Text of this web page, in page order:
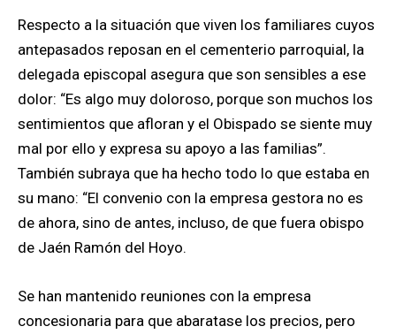
Respecto a la situación que viven los familiares cuyos
antepasados reposan en el cementerio parroquial, la
delegada episcopal asegura que son sensibles a ese
dolor: “Es algo muy doloroso, porque son muchos los
sentimientos que afloran y el Obispado se siente muy
mal por ello y expresa su apoyo a las familias”.
También subraya que ha hecho todo lo que estaba en
su mano: “El convenio con la empresa gestora no es
de ahora, sino de antes, incluso, de que fuera obispo
de Jaén Ramón del Hoyo.
Se han mantenido reuniones con la empresa
concesionaria para que abaratase los precios, pero